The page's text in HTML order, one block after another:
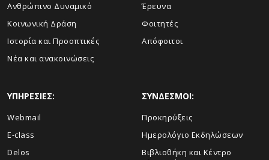
Ανθρώπινο Δυναμικό
Κοινωνική Δράση
Ιστορία και Προοπτικές
Νέα και ανακοινώσεις
Έρευνα
Φοιτητές
Απόφοιτοι
ΥΠΗΡΕΣΙΕΣ:
Webmail
E-class
Delos
ΣΥΝΔΕΣΜΟΙ:
Προκηρύξεις
Ημερολόγιο Εκδηλώσεων
Βιβλιοθήκη και Κέντρο